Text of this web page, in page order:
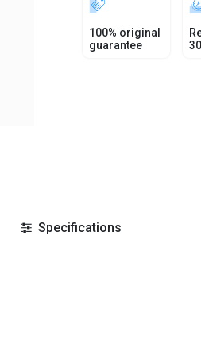
100% original
guarantee
Specifications